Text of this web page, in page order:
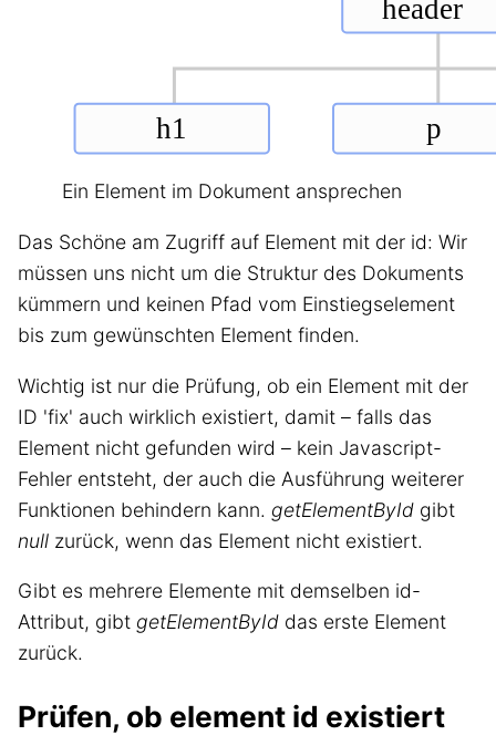
Ein Element im Dokument ansprechen
Das Schöne am Zugriff auf Element mit der id: Wir
müssen uns nicht um die Struktur des Dokuments
kümmern und keinen Pfad vom Einstiegselement
bis zum gewünschten Element finden.
Wichtig ist nur die Prüfung, ob ein Element mit der
ID 'fix' auch wirklich existiert, damit – falls das
Element nicht gefunden wird – kein Javascript-
Fehler entsteht, der auch die Ausführung weiterer
Funktionen behindern kann. getElementById gibt
null zurück, wenn das Element nicht existiert.
Gibt es mehrere Elemente mit demselben id-
Attribut, gibt getElementById das erste Element
zurück.
Prüfen, ob element id existiert